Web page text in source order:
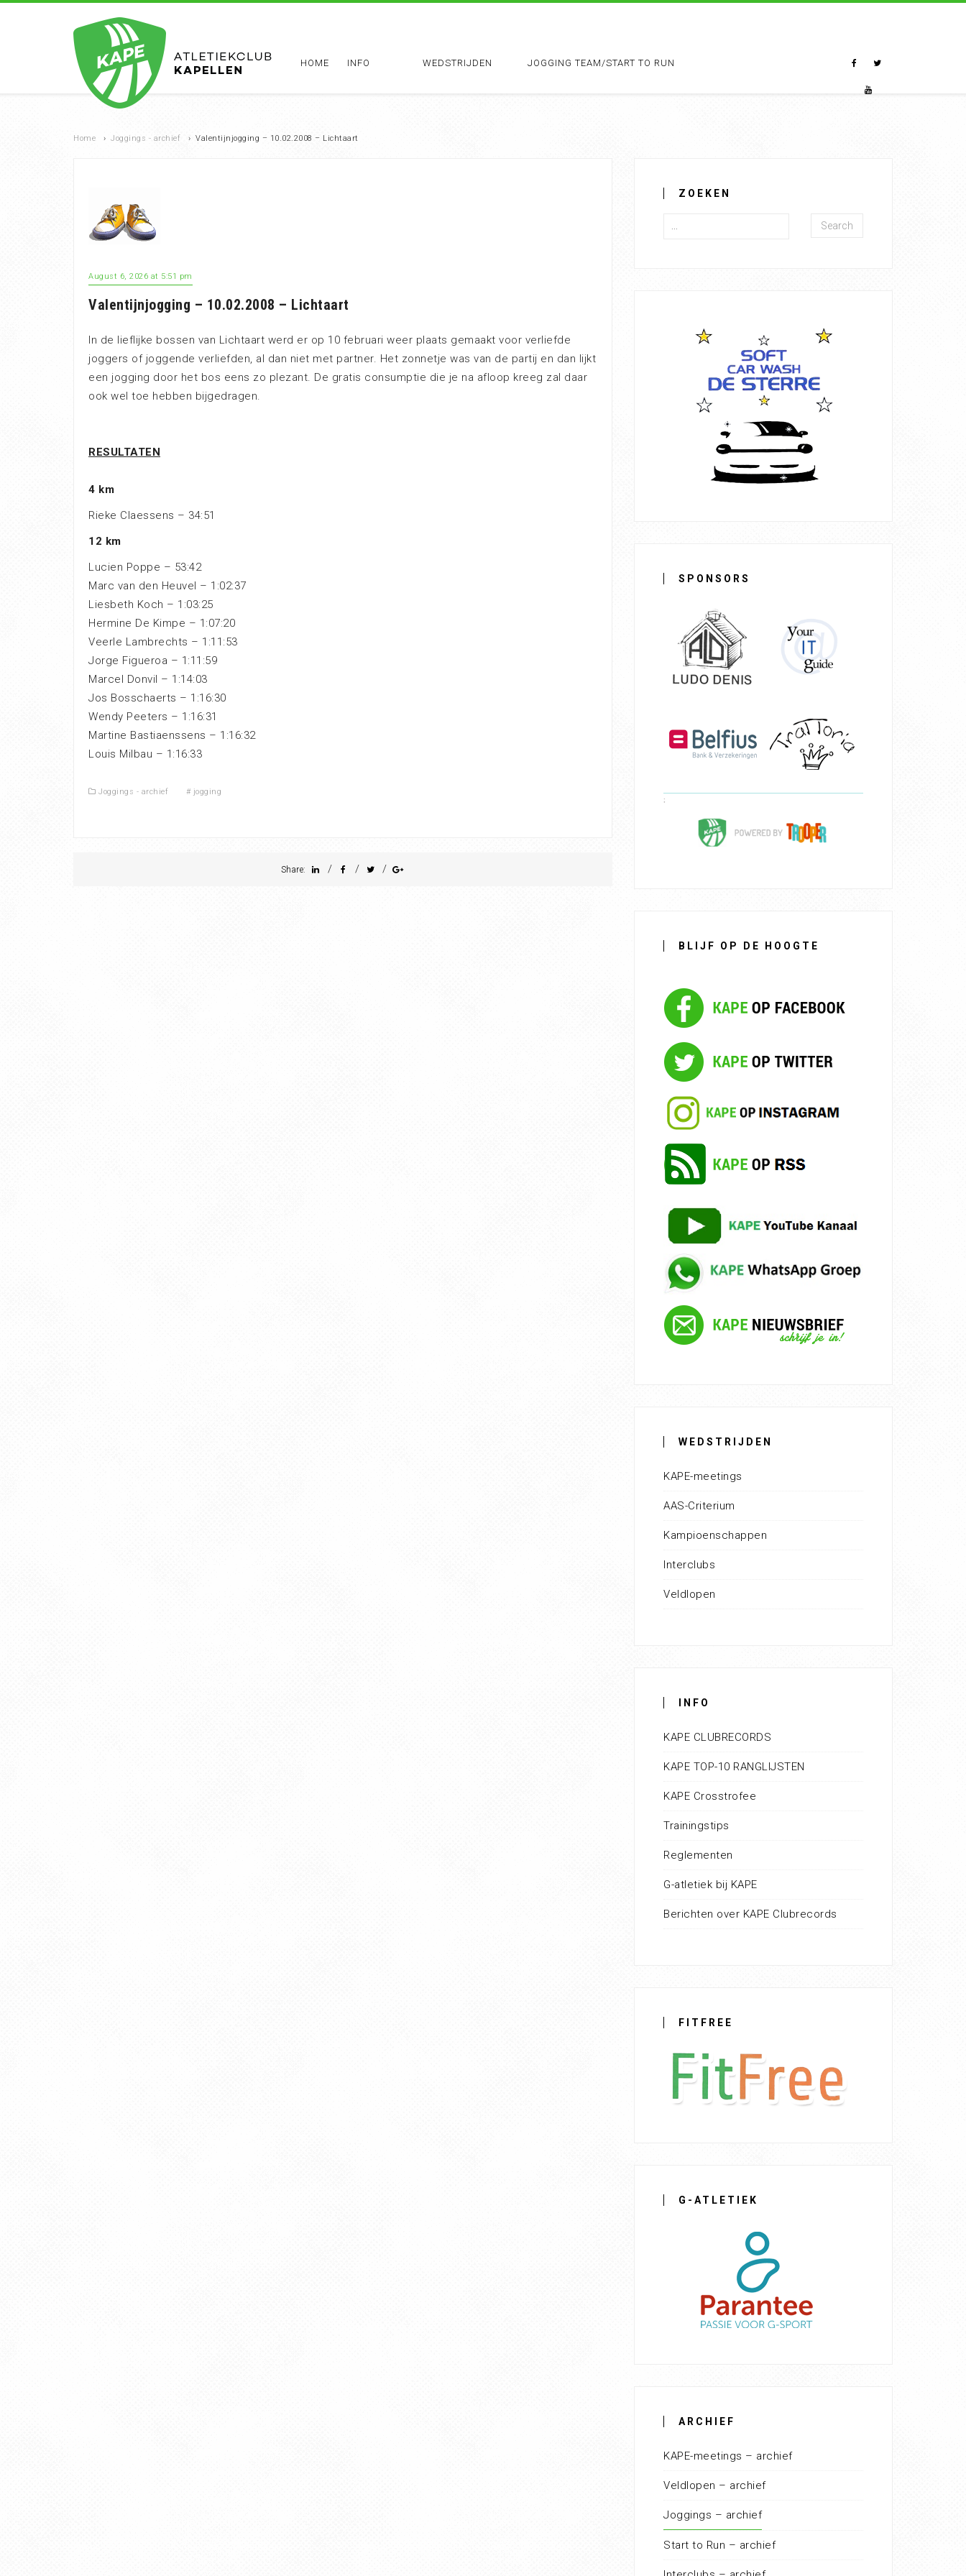
HOME INFO WEDSTRIJDEN JOGGING TEAM/START TO RUN
Home › Joggings - archief › Valentijnjogging – 10.02.2008 – Lichtaart
August 6, 2026 at 5:51 pm
Valentijnjogging – 10.02.2008 – Lichtaart
In de lieflijke bossen van Lichtaart werd er op 10 februari weer plaats gemaakt voor verliefde
joggers of joggende verliefden, al dan niet met partner. Het zonnetje was van de partij en dan lijkt
een jogging door het bos eens zo plezant. De gratis consumptie die je na afloop kreeg zal daar
ook wel toe hebben bijgedragen.
RESULTATEN
4 km
Rieke Claessens – 34:51
12 km
Lucien Poppe – 53:42
Marc van den Heuvel – 1:02:37
Liesbeth Koch – 1:03:25
Hermine De Kimpe – 1:07:20
Veerle Lambrechts – 1:11:53
Jorge Figueroa – 1:11:59
Marcel Donvil – 1:14:03
Jos Bosschaerts – 1:16:30
Wendy Peeters – 1:16:31
Martine Bastiaenssens – 1:16:32
Louis Milbau – 1:16:33
Joggings - archief # jogging
Share: / / /
ZOEKEN
Search
SPONSORS
BLIJF OP DE HOOGTE
WEDSTRIJDEN
KAPE-meetings
AAS-Criterium
Kampioenschappen
Interclubs
Veldlopen
INFO
KAPE CLUBRECORDS
KAPE TOP-10 RANGLIJSTEN
KAPE Crosstrofee
Trainingstips
Reglementen
G-atletiek bij KAPE
Berichten over KAPE Clubrecords
FITFREE
G-ATLETIEK
ARCHIEF
KAPE-meetings – archief
Veldlopen – archief
Joggings – archief
Start to Run – archief